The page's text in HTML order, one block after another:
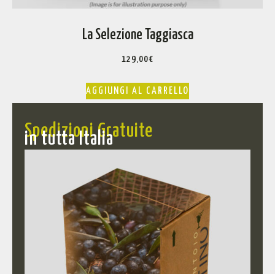
La Selezione Taggiasca
129,00€
AGGIUNGI AL CARRELLO
Spedizioni Gratuite
in tutta Italia